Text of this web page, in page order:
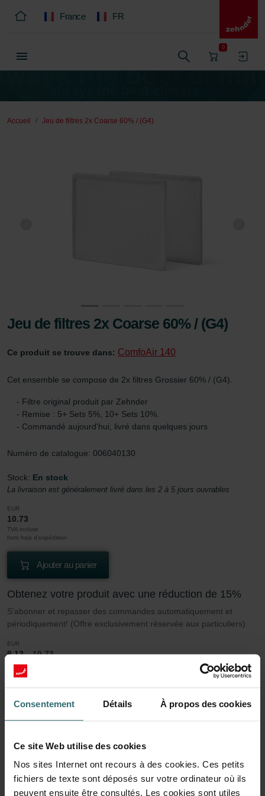
Consentement Détails À propos des cookies
Ce site Web utilise des cookies
Nos sites Internet ont recours à des cookies. Ces petits
fichiers de texte sont déposés sur votre ordinateur où ils
peuvent ensuite être consultés. Les cookies sont utiles
France FR
0
Accueil Jeu de filtres 2x Coarse 60% / (G4)
Jeu de filtres 2x Coarse 60% / (G4)
Ce produit se trouve dans: ComfoAir 140
Cet ensemble se compose de 2x filtres Grossier 60% / (G4).
- Filtre original produit par Zehnder
- Remise : 5+ Sets 5%, 10+ Sets 10%.
- Commandé aujourd'hui, livré dans quelques jours
Numéro de catalogue: 006040130
Stock: En stock
La livraison est généralement livré dans les 2 à 5 jours ouvrables
EUR
10.73
TVA incluse
hors frais d’expédition
Ajouter au panier
Obtenez votre produit avec une réduction de 15%
S’abonner et repasser des commandes automatiquement et
périodiquement! (Offre exclusivement réservée aux particuliers)
EUR
9.12 10.73
TVA incluse
hors frais d’expédition
S’abonner
En savoir plus sur notre Jeu de filtres 2x
Coarse 60% / (G4)